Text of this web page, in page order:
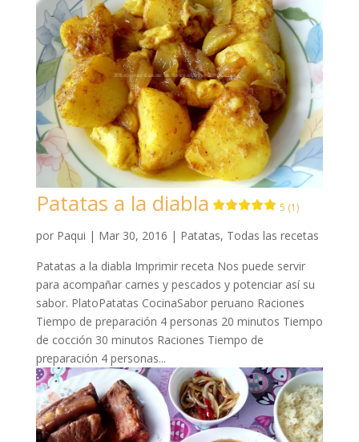
Patatas a la diabla 5 (1)
por Paqui | Mar 30, 2016 | Patatas, Todas las recetas
Patatas a la diabla Imprimir receta Nos puede servir
para acompañar carnes y pescados y potenciar así su
sabor. PlatoPatatas CocinaSabor peruano Raciones
Tiempo de preparación 4 personas 20 minutos Tiempo
de cocción 30 minutos Raciones Tiempo de
preparación 4 personas...